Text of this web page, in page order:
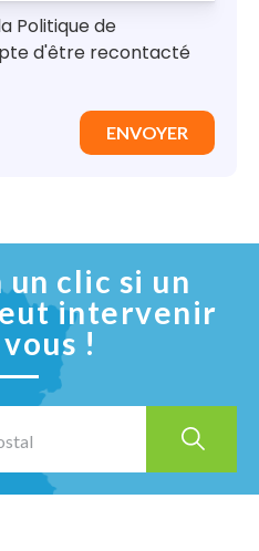
Politique de
d'être recontacté
ENVOYER
clic si un
intervenir
!